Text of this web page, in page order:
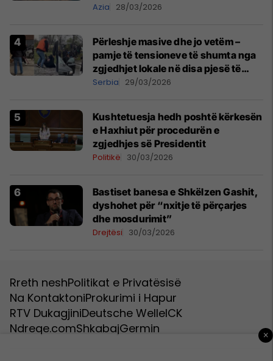
Azia 28/03/2026
Përleshje masive dhe jo vetëm –
pamje të tensioneve të shumta nga
zgjedhjet lokale në disa pjesë të
Serbisë
Serbia 29/03/2026
Kushtetuesja hedh poshtë kërkesën
e Haxhiut për procedurën e
zgjedhjes së Presidentit
Politikë 30/03/2026
Bastiset banesa e Shkëlzen Gashit,
dyshohet për “nxitje të përçarjes
dhe mosdurimit”
Drejtësi 30/03/2026
Rreth neshPolitikat e Privatësisë
Na KontaktoniProkurimi i Hapur
RTV DukagjiniDeutsche WelleICK
Ndreqe.comShkabajGermin ×